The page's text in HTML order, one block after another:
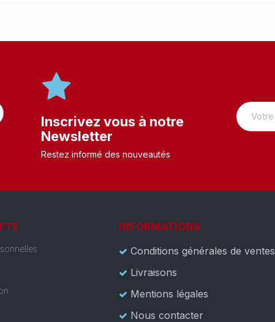
Inscrivez vous à notre
Newsletter
Restez informé des nouveautés
INFORMATIONS
Conditions générales de ventes
Livraisons
Mentions légales
Nous contacter